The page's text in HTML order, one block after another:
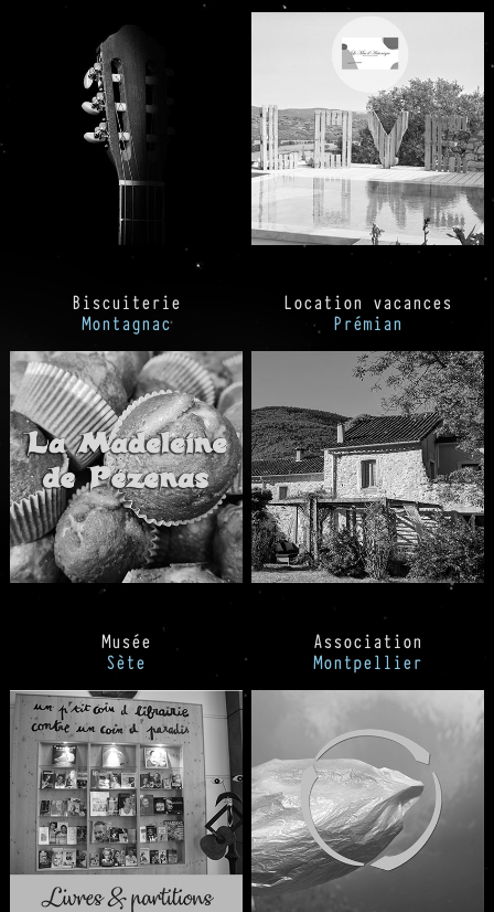
Biscuiterie
Montagnac
Location vacances
Prémian
Musée
Sète
Association
Montpellier